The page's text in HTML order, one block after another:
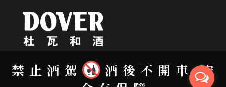
禁止酒駕 酒後不開車 安